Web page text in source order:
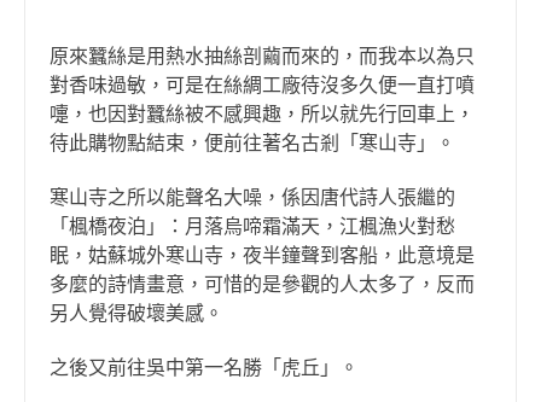
原來蠶絲是用熱水抽絲剖繭而來的，而我本以為只
對香味過敏，可是在絲綢工廠待沒多久便一直打噴
嚏，也因對蠶絲被不感興趣，所以就先行回車上，
待此購物點結束，便前往著名古剎「寒山寺」。
寒山寺之所以能聲名大噪，係因唐代詩人張繼的
「楓橋夜泊」：月落烏啼霜滿天，江楓漁火對愁
眠，姑蘇城外寒山寺，夜半鐘聲到客船，此意境是
多麼的詩情畫意，可惜的是參觀的人太多了，反而
另人覺得破壞美感。
之後又前往吳中第一名勝「虎丘」。